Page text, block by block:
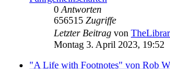
0 Antworten
656515 Zugriffe
Letzter Beitrag von
Montag 3. April 2023, 19:52
"A Life with Footnotes" von Rob